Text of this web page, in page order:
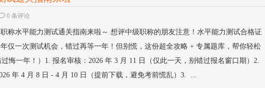
0 条评论
称水平能力测试通关指南来啦～ 想评中级职称的朋友注意！水平能力测试合格证
仅一次测试机会，错过再等一年！但别慌，这份超全攻略 + 专属题库，帮你轻松
悔一年！）1. 报名审核：2026 年 3 月 11 日（仅此一天，别错过报名窗口期）2.
年 4 月 8 日 - 4 月 10 日（提前下载，避免考前慌乱）3. ...